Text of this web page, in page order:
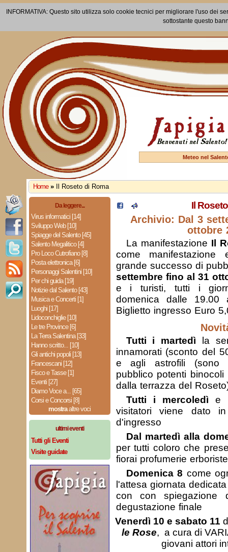
INFORMATIVA: Questo sito utilizza solo cookie tecnici per migliorare l'uso dei
sottostante questo
Meteo nel
Home » Il Roseto di Roma
Da leggere...
Virus informatici [14]
Sviluppo Web [10]
Spiagge del Salento [45]
Salento Megalitico [4]
Pro Loco Cutrofiano [8]
Posta elettronica [6]
Personaggi Salentini [10]
Per chi guida [19]
Notizie dal Salento [43]
Musica e Concerti [1]
Luoghi [17]
Lidoconchiglie [10]
Le tre Province [6]
La Terra Salentina [33]
Hanno scritto... [10]
Gli antichi popoli [13]
Francescani [12]
Fisco e Tasse [1]
Eventi [27]
Diamo Voce a... [65]
Corsi e Concorsi [8]
mostraaltre voci
ultimi eventi
Tutti gli Eventi
Visite guidate
Il
Archivio: Dal 3
ottobre
La manifestazione Il
come
grande successo di
settembre fino al 31
e i turisti, tutti i
domenica dalle 19.00
Biglietto ingresso Euro
Tutti i martedì la
innamorati (sconto del
e agli astrofili (sono
pubblico potenti
dalla terrazza del
Tutti i mercoledì e
visitatori viene dato
d'ingresso
Dal martedì alla
per tutti coloro che
fiorai profumerie
Domenica 8 come
l'attesa giornata
con con spiegazione
degustazione finale
Venerdì 10 e sabato 11
le Rose, a cura di
giovani attori